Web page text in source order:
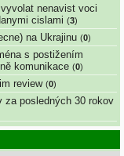
nenavist voci
cislami (3)
na Ukrajinu (0)
s postižením
komunikace (0)
review (0)
posledných 30 rokov